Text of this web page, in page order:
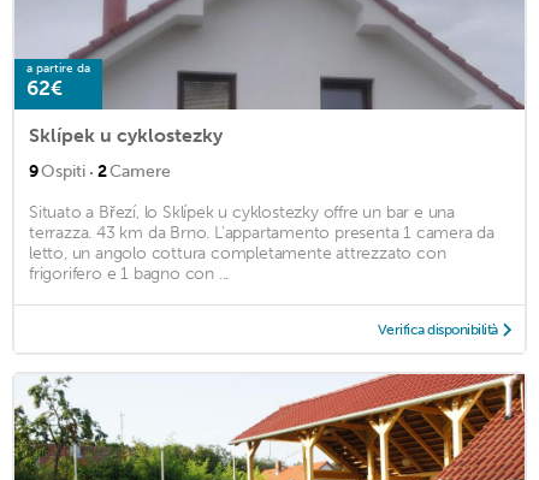
a partire da
62€
Sklípek u cyklostezky
9Ospiti · 2Camere
Situato a Březí, lo Sklípek u cyklostezky offre un bar e una
terrazza. 43 km da Brno. L'appartamento presenta 1 camera da
letto, un angolo cottura completamente attrezzato con
frigorifero e 1 bagno con ...
Verifica disponibilità